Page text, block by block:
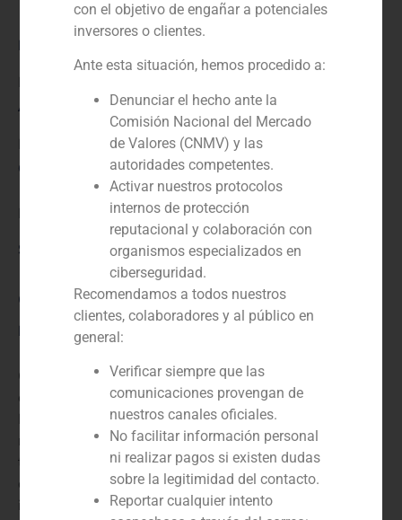
Rol:
Año:
Cliente:
Servicio / Sector
Concesiones,Corporate Finance
Descripción
GBS Finance actuó como asesor financiero de Erdhard
en la venta de su participación en Abra Terminales
Marítimas (ATM). Erdhardt es una empresa
multinacional que participa en sectores como el
transporte, las tecnologías de la información y la
comercialización y distribución de productos
industriales y materias primas. Abra Terminales
con el objetivo de engañar a potenciales
inversores o clientes.
Ante esta situación, hemos procedido a:
Denunciar el hecho ante la
Comisión Nacional del Mercado
de Valores (CNMV) y las
autoridades competentes.
Activar nuestros protocolos
internos de protección
reputacional y colaboración con
organismos especializados en
ciberseguridad.
Recomendamos a todos nuestros
clientes, colaboradores y al público en
general:
Verificar siempre que las
comunicaciones provengan de
nuestros canales oficiales.
No facilitar información personal
ni realizar pagos si existen dudas
sobre la legitimidad del contacto.
Reportar cualquier intento